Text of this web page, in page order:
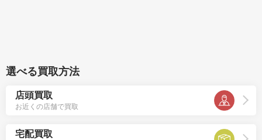
選べる買取方法
店頭買取
お近くの店舗で買取
宅配買取